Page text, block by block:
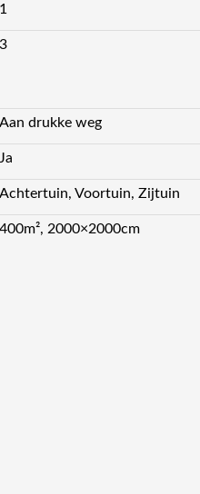
1
3
Aan drukke weg
Ja
Achtertuin, Voortuin, Zijtuin
400m², 2000×2000cm